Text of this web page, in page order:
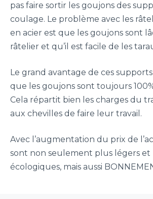
pas faire sortir les goujons des
coulage. Le problème avec les
en acier est que les goujons sont
râtelier et qu’il est facile de les
Le grand avantage de ces
que les goujons sont toujours
Cela répartit bien les charges du
aux chevilles de faire leur travail.
Avec l’augmentation du prix de
sont non seulement plus légers et
écologiques, mais aussi